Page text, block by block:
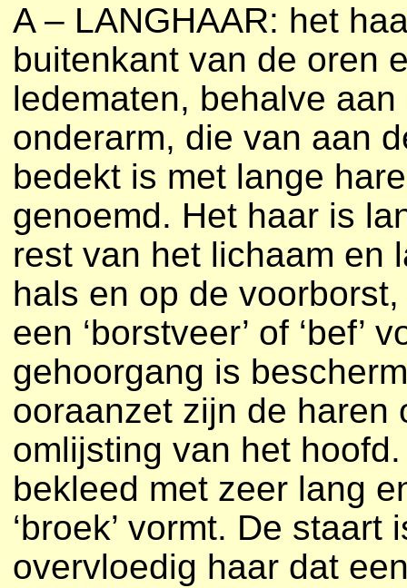
A – LANGHAAR: het
buitenkant van de oren
ledematen, behalve
onderarm, die van aan
bedekt is met lange
genoemd. Het haar is
rest van het lichaam en
hals en op de voorborst,
een ‘borstveer’ of ‘bef’
gehoorgang is
ooraanzet zijn de haren
omlijsting van het
bekleed met zeer lang
‘broek’ vormt. De
overvloedig haar dat een